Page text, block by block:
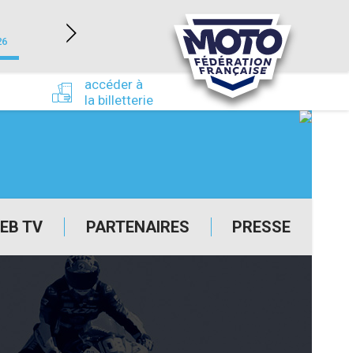
TV PARTENAIRES PRESSE
accéder à
la billetterie
NEVERS MAGNY-COURS (58)
du 24/09/2026 au 27/09/2026